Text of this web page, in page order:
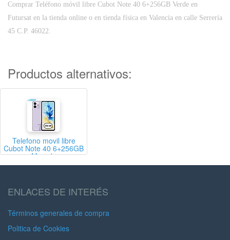
Comprar Teléfono móvil libre Cubot Note 40 6+256GB Verde en
Futursat en la tienda online o en tienda física en Valencia en calle Serrería
45 C.P. 46022.
Productos alternativos:
Telefono movil libre
Cubot Note 40 6+256GB
Morado
ENLACES DE INTERÉS
Términos generales de compra
Politica de Cookies